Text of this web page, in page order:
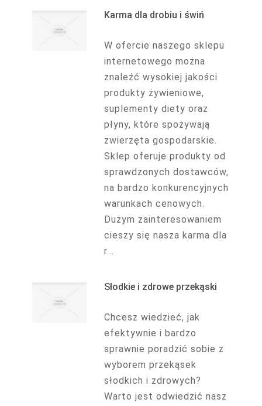
Karma dla drobiu i świń
W ofercie naszego sklepu
internetowego można
znaleźć wysokiej jakości
produkty żywieniowe,
suplementy diety oraz
płyny, które spożywają
zwierzęta gospodarskie.
Sklep oferuje produkty od
sprawdzonych dostawców,
na bardzo konkurencyjnych
warunkach cenowych.
Dużym zainteresowaniem
cieszy się nasza karma dla
r...
Słodkie i zdrowe przekąski
Chcesz wiedzieć, jak
efektywnie i bardzo
sprawnie poradzić sobie z
wyborem przekąsek
słodkich i zdrowych?
Warto jest odwiedzić nasz